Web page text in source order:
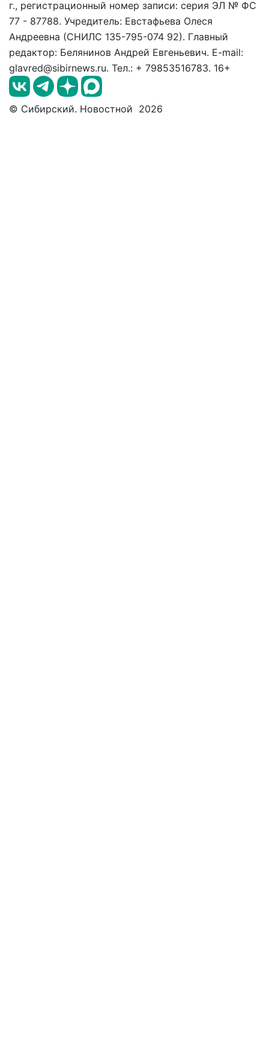
г., регистрационный номер записи: серия ЭЛ № ФС
77 - 87788. Учредитель: Евстафьева Олеся
Андреевна (СНИЛС 135-795-074 92). Главный
редактор: Белянинов Андрей Евгеньевич. E-mail:
glavred@sibirnews.ru. Тел.: + 79853516783. 16+
© Сибирский. Новостной 2026